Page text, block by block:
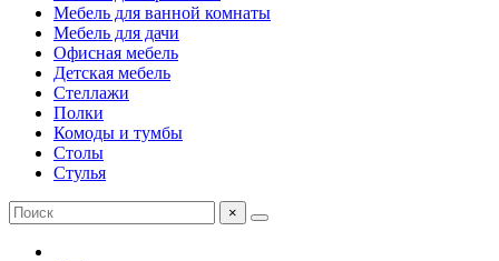
Мебель для ванной комнаты
Мебель для дачи
Офисная мебель
Детская мебель
Стеллажи
Полки
Комоды и тумбы
Столы
Стулья
×